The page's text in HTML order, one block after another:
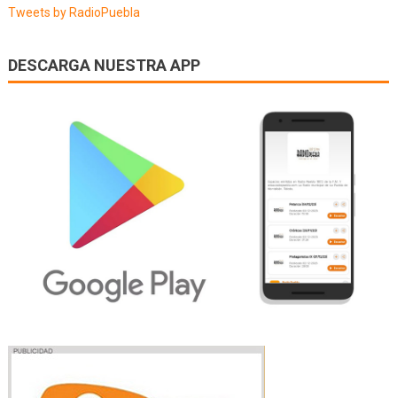
Tweets by RadioPuebla
DESCARGA NUESTRA APP